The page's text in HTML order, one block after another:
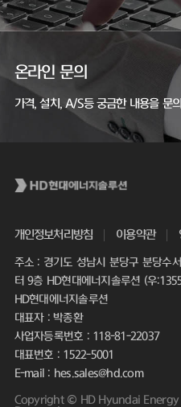
온라인 문의
가격, 설치, A/S등 궁금한 내용을 문
개인정보처리방침 이용약관
주소 : 경기도 성남시 분당구 분당수
터 9층 HD현대에너지솔루션 (우
HD현대에너지솔루션
대표자 : 박종환
사업자등록번호 : 118-81-22037
대표번호 : 1522-5001
E-mail : hes.sales@hd.com
Copyright © HD Hyundai Energy